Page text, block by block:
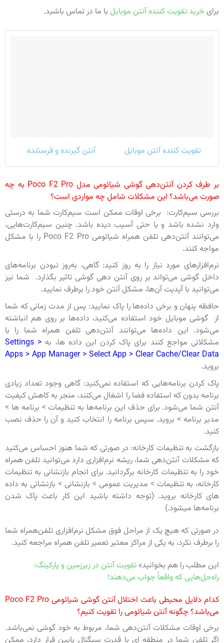
برای خرید تقویت کننده آنتن موبایل با ما در تماس باشید.
تقویت کننده آنتن موبایل آنتن گیرنده و فرستنده
بر طرف کردن آنتن‌دهی گوشی شیائومی مدل Poco F2 Pro به چه
صورت می‌باشد؟ این مشکلات شامل چه مواردی است؟
بررسی سیم‌کارت: برخی اوقات ممکن است سیم‌کارت شما به درستی
وارد نشده باشد و یا حتی آسیب دیده باشد. چنین سیم‌کارت‌هایی،
می‌توانند آنتن‌دهی تلفن همراه شیائومی Poco F2 Pro را با مشکل
مواجه کنند.
نرم‌افزارهای مورد نیاز را به روز کنید: گاهی، به‌روز نبودن برنامه‌های
داخل گوشی می‌تواند بر روی آنتن دهی گوشی تاثیر بگذارد. شما نیز
می‌توانید با آپدیت آن‌ها، مشکل آنتن خود را برطرف نمایید.
حافظه پنهان و برخی داده‌ها را پاک نمایید: پس از مدت زمانی که شما
از گوشی موبایل خود استفاده می‌کنید، داده‌ها بر روی هم انباشته
می‌شود. این داده‌ها می‌توانند آنتن‌دهی تلفن همراه شما را با
مشکلاتی مواجع کنند برای پاک کردن این داده ها، به Settings >
Apps > App Manager > Select App > Clear Cache/Clear Data
بروید.
پاک کردن برنامه‌هایی که استفاده نمی‌کنید: گاهی وجود تعداد زیادی
برنامه بدون که استفاده فضا را اشغال می‌کنند، منجر به کاهش کیفیت
آنتن شما می‌شود. برای حذف این برنامه‌ها به تنظیمات > برنامه ها >
مدیر برنامه > بروید. سپس برنامه را انتخاب کنید و آن را حذف نصب
کنید.
بازگشت به تنظیمات کارخانه: در صورتی که شما هنوز احساس می‌کنید
که مشکلات آنتن‌دهی شما، ریشه نرم‌افزاری دارد می‌توانید تلفن همراه
خود را به تنظیمات کارخانه برگردانید. برای انجام بازنشانی به تنظیمات
کارخانه، به تنظیمات > مدیریت عمومی > بازنشانی > بازنشانی به داده
های کارخانه بروید. (توجه داشته باشید این کار باعث پاک شدن
برنامه‌ها میشود.)
در صورتی که هیچ یک از مراحل فوق مشکل نرم‌افزاری تلفن‌همراه شما
را برطرف نکرد، به یکی از مراکز معتبر تعمیر تلفن همراه مراجعه کنید.
این مطلب را هم بخوانید» تقویت آنتن در زیرزمین و پارکینگ:
راه‌حل‌هایی که واقعاً جواب می‌دهند!
کدام دلایل محیطی باعث اختلال آنتن گوشی شیائومی Poco F2 Pro
می‌باشد؟ چگونه آنتن شیائومی را تقویت کنیم؟
برخی اوقات مشکلات آنتن‌دهی شما، مربوط به خود گوشی نمی‌باشد.
اگر تلفن شما در منطقه ای با قدرت سیگنال پایین قرار دارد، ممکن